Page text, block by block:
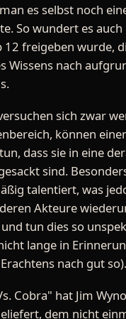
es selbst noch
So wundert es
12 freigeben wurde,
Wissens nach
sich zwar
können
dass sie in eine
sind.
talentiert, was
Akteure
tun dies so
lange in
nach gut so).
Cobra" hat Jim
dem nicht